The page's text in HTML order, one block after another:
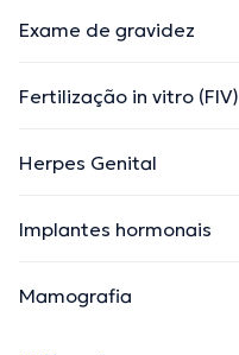
Exame de gravidez
Fertilização in vitro (FIV)
Herpes Genital
Implantes hormonais
Mamografia